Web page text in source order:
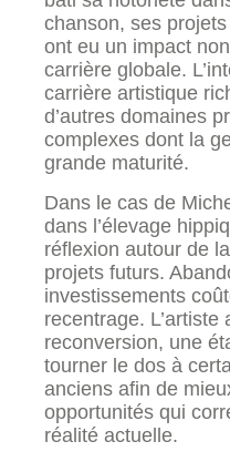
chanson, ses
ont eu un impact
carrière globale.
carrière artistique
d’autres domaines
complexes dont la
grande maturité.
Dans le cas de
dans l’élevage
réflexion autour de
projets futurs.
investissements
recentrage.
reconversion, une
tourner le dos à
anciens afin de
opportunités qui
réalité actuelle.